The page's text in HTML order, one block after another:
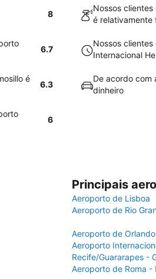
8
Nossos
é relativamente
6.7
Nossos
Internacional
é
6.3
De acordo com
dinheiro
6
Principais
Aeroporto de Lisboa
Aeroporto de Rio
Aeroporto de Orlando
Aeroporto
Recife/Guararapes -
Aeroporto de Roma -